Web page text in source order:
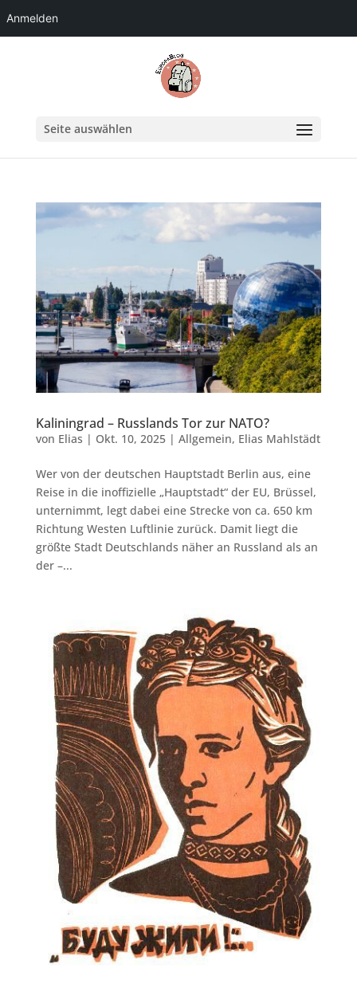
Anmelden
Seite auswählen
Kaliningrad – Russlands Tor zur NATO?
von Elias | Okt. 10, 2025| Allgemein, Elias Mahlstädt
Wer von der deutschen Hauptstadt Berlin aus, eine
Reise in die inoffizielle „Hauptstadt“ der EU, Brüssel,
unternimmt, legt dabei eine Strecke von ca. 650 km
Richtung Westen Luftlinie zurück. Damit liegt die
größte Stadt Deutschlands näher an Russland als an
der –...